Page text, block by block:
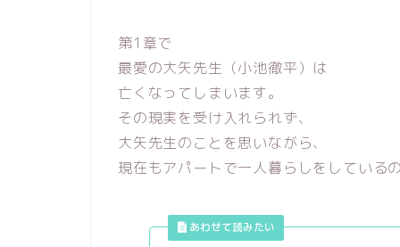
第1章で
最愛の大矢先生（小池徹平）は
亡くなってしまいます。
その現実を受け入れられず、
大矢先生のことを思いながら、
現在もアパートで一人暮らしをしているの